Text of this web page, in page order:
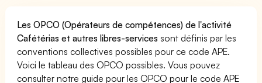
Les OPCO (Opérateurs de compétences) de l'activité
Cafétérias et autres libres-services sont définis par les
conventions collectives possibles pour ce code APE.
Voici le tableau des OPCO possibles. Vous pouvez
consulter notre guide pour les OPCO pour le code APE